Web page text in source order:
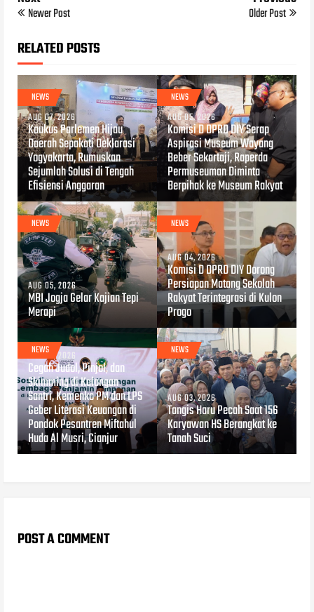
Newer Post Older Post
RELATED POSTS
NEWS
AUG 07, 2026
Kaukus Parlemen Hijau
Daerah Sepakati Deklarasi
Yogyakarta, Rumuskan
Sejumlah Solusi di Tengah
Efisiensi Anggaran
NEWS
AUG 05, 2026
Komisi D DPRD DIY Serap
Aspirasi Museum Wayang
Beber Sekartaji, Raperda
Permuseuman Diminta
Berpihak ke Museum Rakyat
NEWS
AUG 05, 2026
MBI Jogja Gelar Kajian Tepi
Merapi
NEWS
AUG 04, 2026
Komisi D DPRD DIY Dorong
Persiapan Matang Sekolah
Rakyat Terintegrasi di Kulon
Progo
NEWS
AUG 04, 2026
Cegah Judol, Pinjol, dan
Skimming di Kalangan
Santri, Kemenko PM dan LPS
Geber Literasi Keuangan di
Pondok Pesantren Miftahul
Huda Al Musri, Cianjur
NEWS
AUG 03, 2026
Tangis Haru Pecah Saat 156
Karyawan HS Berangkat ke
Tanah Suci
POST A COMMENT